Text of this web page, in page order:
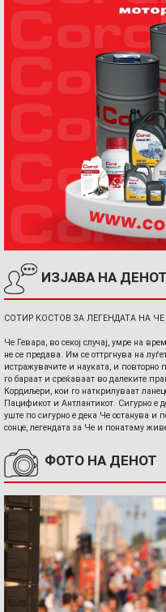
ИЗЈАВА НА ДЕНОТ
СОТИР КОСТОВ ЗА ЛЕГЕНДАТА НА ЧЕ
Че Гевара, во секој случај, умре на
не се предава. Им се оттргнува на
истражувачите и науката, и повторно
го бараат и среќаваат во далеките
Кордиљери, кои го наткрилуваат
Пацификот и Антлантикот. Сигурно е
уште по сигурно е дека Че останува и
сонце, легендата за Че и понатаму
ФОТО НА ДЕНОТ